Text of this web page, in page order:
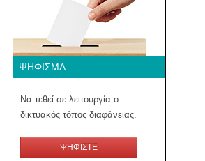
ΨΉΦΙΣΜΑ
Να τεθεί σε λειτουργία ο
δικτυακός τόπος διαφάνειας.
ΨΗΦΙΣΤΕ